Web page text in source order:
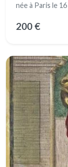
née à Paris le
200 €